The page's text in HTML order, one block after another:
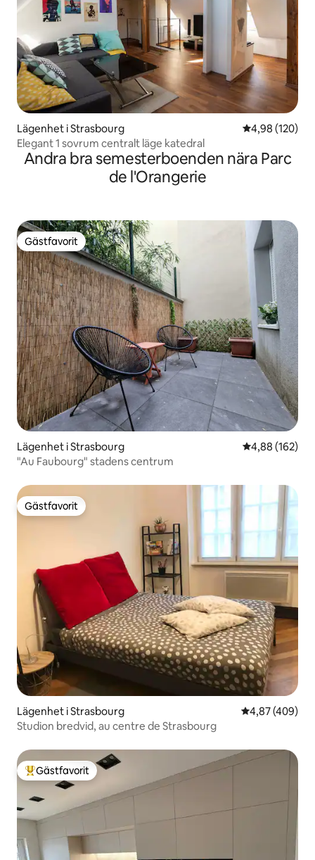
Lägenhet i Strasbourg 4,98 av 5 i
4,98 (120)
Elegant 1 sovrum centralt läge katedral
Andra bra semesterboenden nära Parc
de l'Orangerie
Gästfavorit
Gästfavorit
Lägenhet i Strasbourg 4,88 av 5 i
4,88 (162)
"Au Faubourg" stadens centrum
Gästfavorit
Gästfavorit
Lägenhet i Strasbourg 4,87 av 5 i
4,87 (409)
Studion bredvid, au centre de Strasbourg
Populär gästfavorit
Gästfavorit